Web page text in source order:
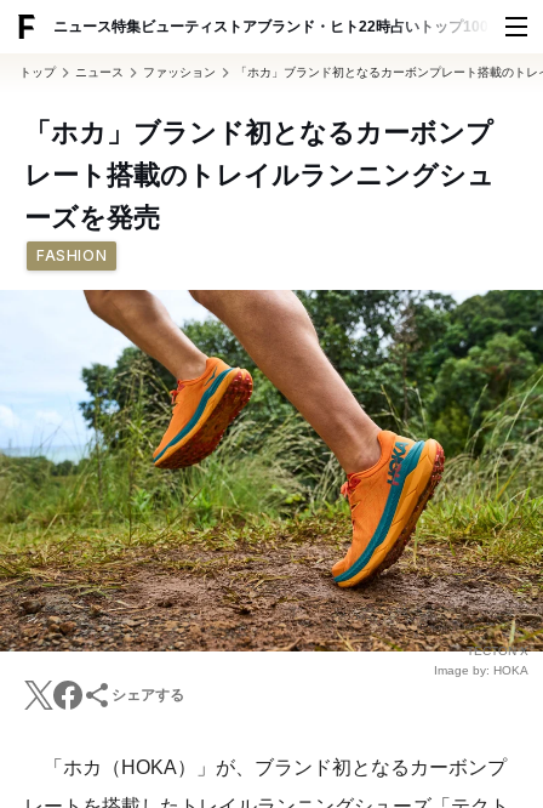
ニュース特集ビューティ ストアブランド・ヒト22時占い トップ100 スナッ
トップ ニュース ファッション 「ホカ」ブランド初となるカーボンプレート搭載のト
「ホカ」ブランド初となるカーボンプ
レート搭載のトレイルランニングシュ
ーズを発売
FASHION
TECTON X
Image by: HOKA
シェアする
「ホカ（HOKA）」が、ブランド初となるカーボンプ